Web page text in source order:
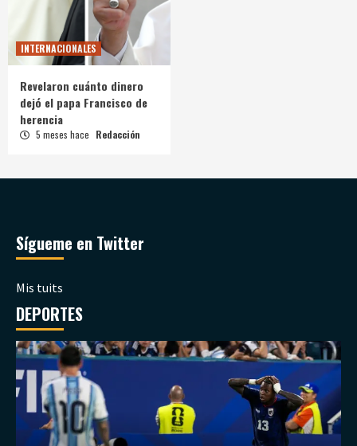
INTERNACIONALES
Revelaron cuánto dinero
dejó el papa Francisco de
herencia
5 meses hace Redacción
Sígueme en Twitter
Mis tuits
DEPORTES